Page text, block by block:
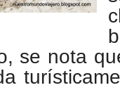
se nota